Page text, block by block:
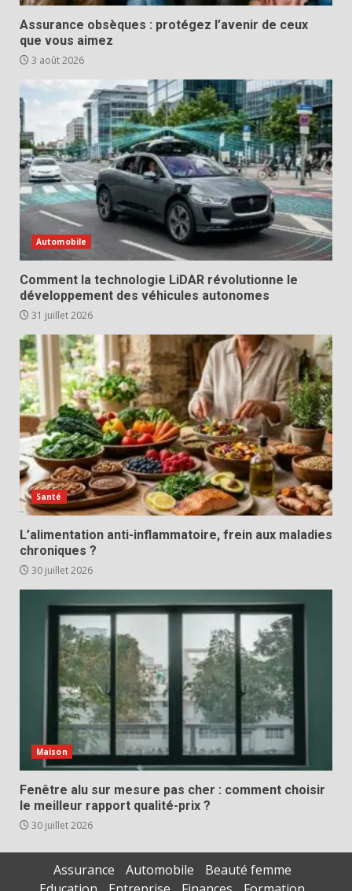
Assurance obsèques : protégez l’avenir de ceux
que vous aimez
3 août 2026
Automobile
Comment la technologie LiDAR révolutionne le
développement des véhicules autonomes
31 juillet 2026
Santé
L’alimentation anti-inflammatoire, frein aux maladies
chroniques ?
30 juillet 2026
Maison
Fenêtre alu sur mesure pas cher : comment choisir
le meilleur rapport qualité-prix ?
30 juillet 2026
Assurance Automobile
Beauté femme